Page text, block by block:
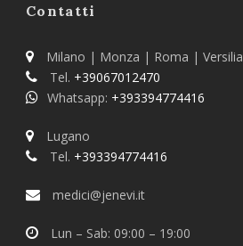
Contatti
Milano | Monza | Roma | Versilia
Tel. +39067012470
Whatsapp: +393394774416
Lugano
Tel. +393394774416
medici@jenevi.it
Lun – Sab: 09:00 – 19:00